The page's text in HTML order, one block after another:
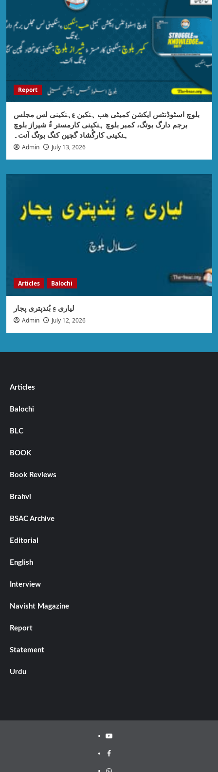
Report
بلوچ اسٹوڈنٹس ایکشن کمیٹی ھب ہنکین ءِہنکینی لس مجلس
برجم دارگ بوتگ، کمبر بلوچ ہنکینی کارمستر ءُ شیراز بلوچ
ہنکینی کارگُشاد گچین کنگ بوتگ اَنت۔
Admin July 13, 2026
Articles Balochi
لیاری ءِ بُندپتری پجار
Admin July 12, 2026
Articles
Balochi
BLC
BOOK
Book Reviews
Brahvi
BSAC Archive
Editorial
English
Interview
Navisht Magazine
Report
Statement
Urdu